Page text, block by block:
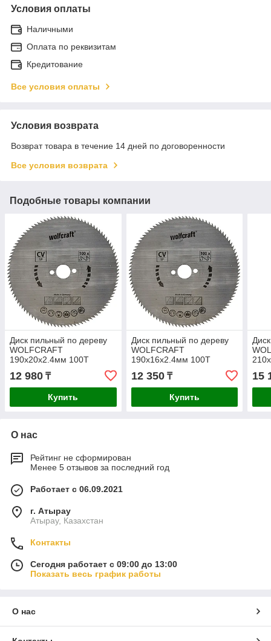
Условия оплаты
Наличными
Оплата по реквизитам
Кредитование
Все условия оплаты
Условия возврата
Возврат товара в течение 14 дней по договоренности
Все условия возврата
Подобные товары компании
Диск пильный по дереву
WOLFCRAFT
190х20х2.4мм 100T
12 980 ₸
Купить
Диск пильный по дереву
WOLFCRAFT
190х16х2.4мм 100T
12 350₸
Купить
15
О нас
Рейтинг не сформирован
Менее 5 отзывов за последний год
Работает с 06.09.2021
г. Атырау
Атырау, Казахстан
Контакты
Сегодня работает с 09:00 до 13:00
Показать весь график работы
О нас